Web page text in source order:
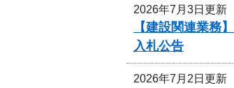
2026年7月3日更新
【建設関連業務
入札公告
2026年7月2日更新